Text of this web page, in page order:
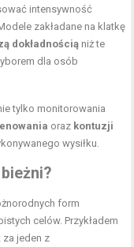
intensywność
zakładane na klatkę
dokładnością niż te
dla osób
tylko monitorowania
oraz kontuzji
wysiłku.
form
celów. Przykładem
za jeden z